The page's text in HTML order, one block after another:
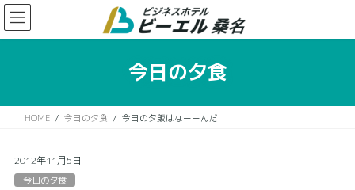
コ
ン
テ
移
ナ
ビ
ゲ
ン
今日の夕食
HOME 今日の夕食 今日の夕飯はなーーんだ
2012年11月5日
今日の夕食